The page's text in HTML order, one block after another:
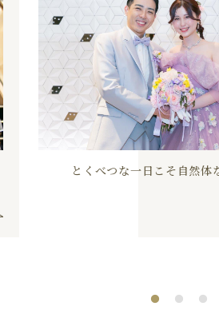
とくべつな一日こそ自然体